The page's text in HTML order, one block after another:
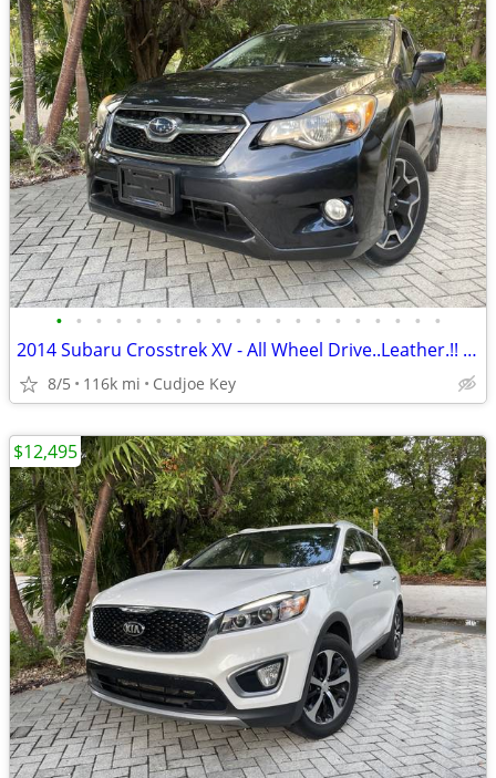
• • • • • • • • • • • • • • • • • • • •
2014 Subaru Crosstrek XV - All Wheel Drive..Leather.!! BU Cam, WOW.!
8/5 116k mi Cudjoe Key
$12,495